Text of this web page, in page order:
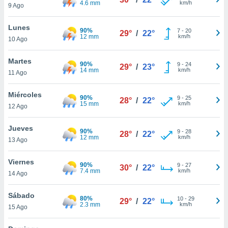
más
nuestra
y
disponible
cookies
aceptar
9 Ago
4.6 mm
km/h
Lunes
10 Ago
90%
12 mm
29° / 22° 7- 20
km/h
Martes
11 Ago
90%
14 mm
29° / 23° 9- 24
km/h
Miércoles
12 Ago
90%
15 mm
28° / 22° 9- 25
km/h
Jueves
13 Ago
90%
12 mm
28° / 22° 9- 28
km/h
Viernes
14 Ago
90%
7.4 mm
30° / 22° 9- 27
km/h
Sábado
15 Ago
80%
2.3 mm
29° / 22° 10- 29
km/h